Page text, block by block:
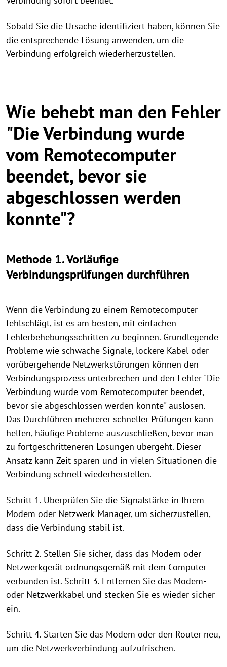
Sobald Sie die Ursache identifiziert haben, können Sie
die entsprechende Lösung anwenden, um die
Verbindung erfolgreich wiederherzustellen.
Wie behebt man den Fehler
"Die Verbindung wurde
vom Remotecomputer
beendet, bevor sie
abgeschlossen werden
konnte"?
Methode 1. Vorläufige
Verbindungsprüfungen durchführen
Wenn die Verbindung zu einem Remotecomputer
fehlschlägt, ist es am besten, mit einfachen
Fehlerbehebungsschritten zu beginnen. Grundlegende
Probleme wie schwache Signale, lockere Kabel oder
vorübergehende Netzwerkstörungen können den
Verbindungsprozess unterbrechen und den Fehler "Die
Verbindung wurde vom Remotecomputer beendet,
bevor sie abgeschlossen werden konnte" auslösen.
Das Durchführen mehrerer schneller Prüfungen kann
helfen, häufige Probleme auszuschließen, bevor man
zu fortgeschritteneren Lösungen übergeht. Dieser
Ansatz kann Zeit sparen und in vielen Situationen die
Verbindung schnell wiederherstellen.
Schritt 1. Überprüfen Sie die Signalstärke in Ihrem
Modem oder Netzwerk-Manager, um sicherzustellen,
dass die Verbindung stabil ist.
Schritt 2. Stellen Sie sicher, dass das Modem oder
Netzwerkgerät ordnungsgemäß mit dem Computer
verbunden ist. Schritt 3. Entfernen Sie das Modem-
oder Netzwerkkabel und stecken Sie es wieder sicher
ein.
Schritt 4. Starten Sie das Modem oder den Router neu,
um die Netzwerkverbindung aufzufrischen.